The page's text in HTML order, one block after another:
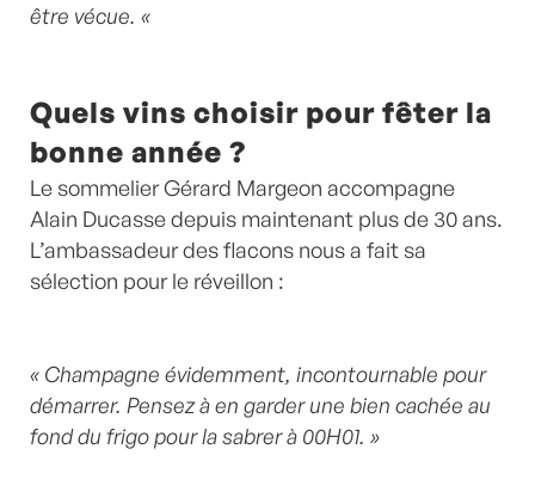
être vécue. «
Quels vins choisir pour fêter la
bonne année ?
Le sommelier Gérard Margeon accompagne
Alain Ducasse depuis maintenant plus de 30 ans.
L’ambassadeur des flacons nous a fait sa
sélection pour le réveillon :
« Champagne évidemment, incontournable pour
démarrer. Pensez à en garder une bien cachée au
fond du frigo pour la sabrer à 00H01. »